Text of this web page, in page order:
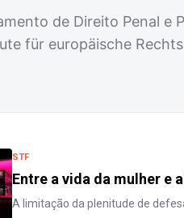
de Direito Penal e
für europäische
STF
Entre a vida da mulher e
A limitação da plenitude de